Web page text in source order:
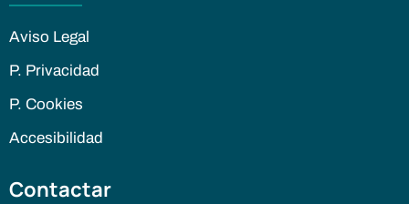
Aviso Legal
P. Privacidad
P. Cookies
Accesibilidad
Contactar